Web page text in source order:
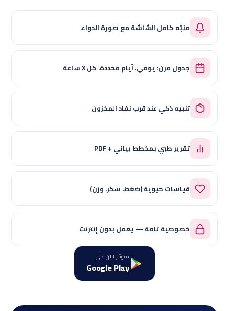
منبّه كامل الشاشة مع صورة الدواء
جدول مرن: يومي، أيام محددة، كل X ساعة
تنبيه ذكي عند قرب نفاد المخزون
تقرير طبي بمخطط بياني + PDF
قياسات حيوية (ضغط، سكر، وزن)
خصوصية تامة — يعمل بدون إنترنت
متوفّر الآن على
Google Play